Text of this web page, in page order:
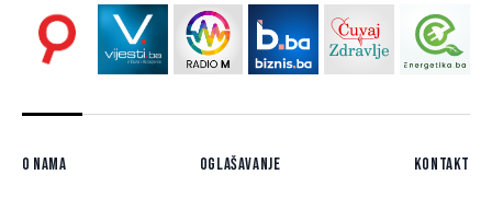
O nama Oglašavanje Kontakt